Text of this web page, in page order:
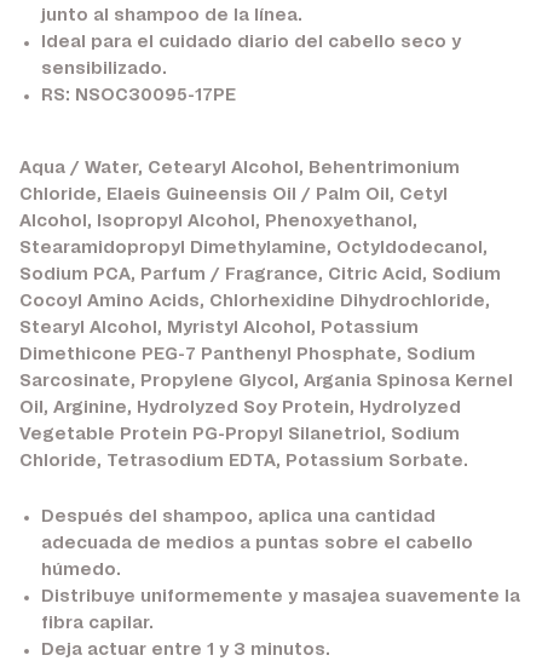
junto al shampoo de la línea.
Ideal para el cuidado diario del cabello seco y
sensibilizado.
RS: NSOC30095-17PE
Aqua / Water, Cetearyl Alcohol, Behentrimonium
Chloride, Elaeis Guineensis Oil / Palm Oil, Cetyl
Alcohol, Isopropyl Alcohol, Phenoxyethanol,
Stearamidopropyl Dimethylamine, Octyldodecanol,
Sodium PCA, Parfum / Fragrance, Citric Acid, Sodium
Cocoyl Amino Acids, Chlorhexidine Dihydrochloride,
Stearyl Alcohol, Myristyl Alcohol, Potassium
Dimethicone PEG-7 Panthenyl Phosphate, Sodium
Sarcosinate, Propylene Glycol, Argania Spinosa Kernel
Oil, Arginine, Hydrolyzed Soy Protein, Hydrolyzed
Vegetable Protein PG-Propyl Silanetriol, Sodium
Chloride, Tetrasodium EDTA, Potassium Sorbate.
Después del shampoo, aplica una cantidad
adecuada de medios a puntas sobre el cabello
húmedo.
Distribuye uniformemente y masajea suavemente la
fibra capilar.
Deja actuar entre 1 y 3 minutos.